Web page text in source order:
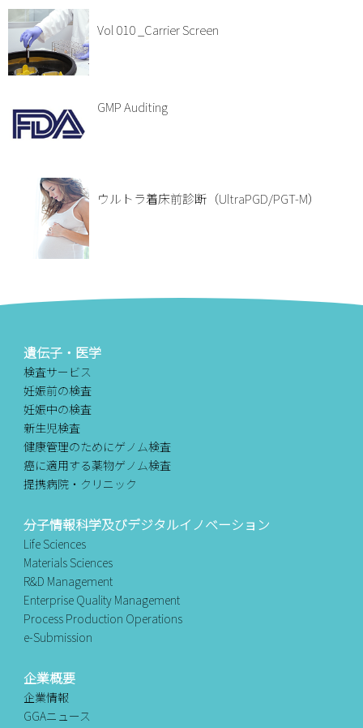
Vol 010 _Carrier Screen
GMP Auditing
ウルトラ着床前診断（UltraPGD/PGT-M）
遺伝子・医学
検査サービス
妊娠前の検査
妊娠中の検査
新生児検査
健康管理のためにゲノム検査
癌に適用する薬物ゲノム検査
提携病院・クリニック
分子情報科学及びデジタルイノベーション
Life Sciences
Materials Sciences
R&D Management
Enterprise Quality Management
Process Production Operations
e-Submission
企業概要
企業情報
GGAニュース